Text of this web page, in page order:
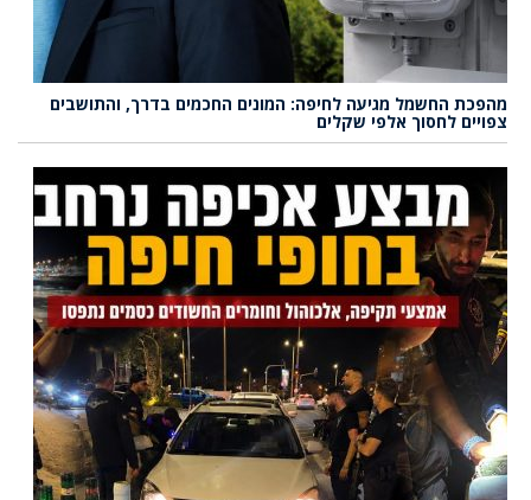
מהפכת החשמל מגיעה לחיפה: המונים החכמים בדרך, והתושבים
צפויים לחסוך אלפי שקלים